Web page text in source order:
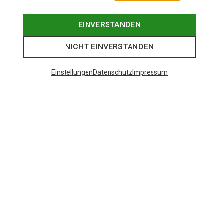
EINVERSTANDEN
NICHT EINVERSTANDEN
EinstellungenDatenschutz Impressum